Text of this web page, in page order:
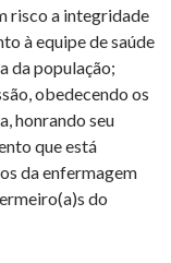
risco a integridade
à equipe de saúde
da população;
obedecendo os
honrando seu
que está
da enfermagem
do